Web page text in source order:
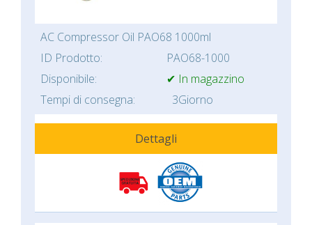
AC Compressor Oil PAO68 1000ml
ID Prodotto:
PAO68-1000
Disponibile:
✔ In magazzino
Tempi di consegna:
3Giorno
Dettagli